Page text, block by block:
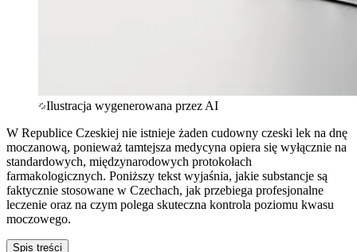
Ilustracja wygenerowana przez AI
W Republice Czeskiej nie istnieje żaden cudowny czeski lek na dnę
moczanową, ponieważ tamtejsza medycyna opiera się wyłącznie na
standardowych, międzynarodowych protokołach
farmakologicznych. Poniższy tekst wyjaśnia, jakie substancje są
faktycznie stosowane w Czechach, jak przebiega profesjonalne
leczenie oraz na czym polega skuteczna kontrola poziomu kwasu
moczowego.
Spis treści